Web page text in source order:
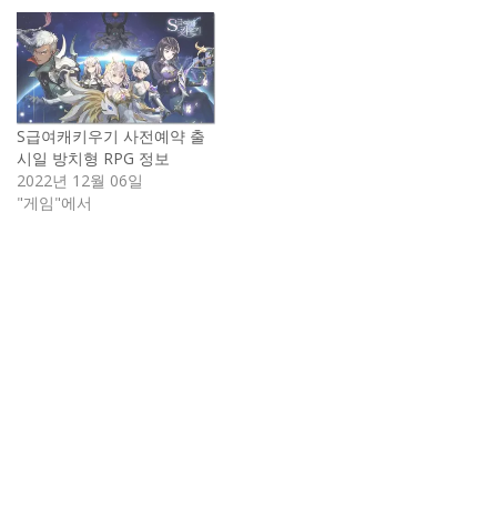
S급여캐키우기 사전예약 출
시일 방치형 RPG 정보
2022년 12월 06일
"게임"에서